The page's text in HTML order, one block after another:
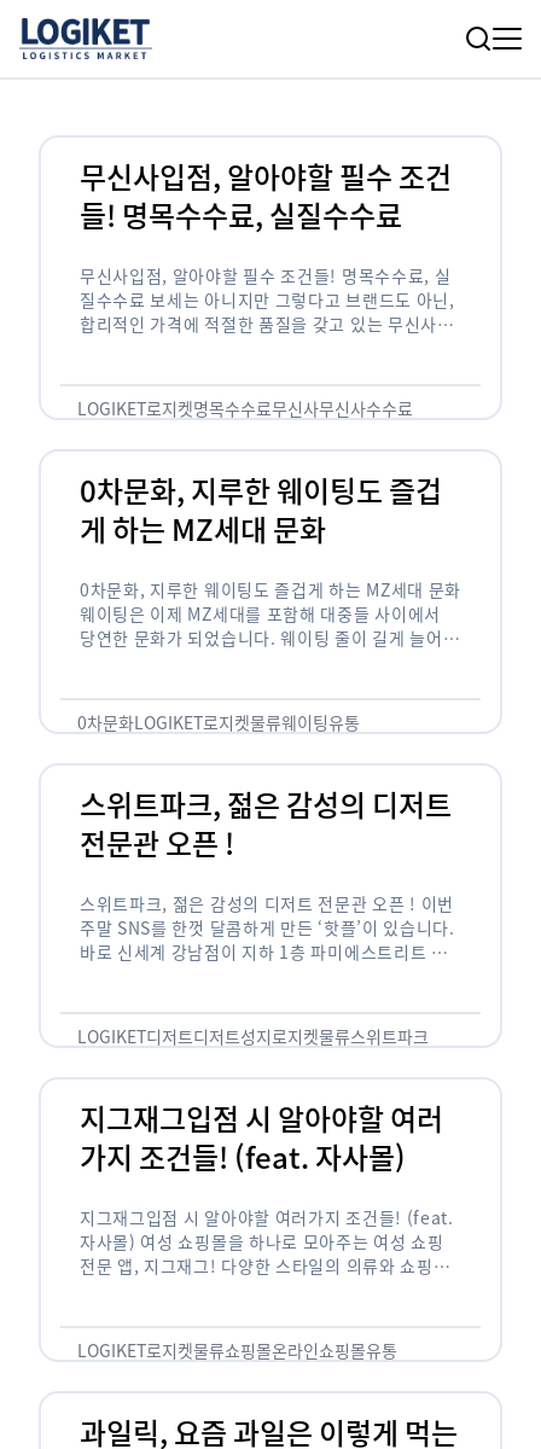
무신사입점, 알아야할 필수 조건
들! 명목수수료, 실질수수료
무신사입점, 알아야할 필수 조건들! 명목수수료, 실
질수수료 보세는 아니지만 그렇다고 브랜드도 아닌,
합리적인 가격에 적절한 품질을 갖고 있는 무신사!
LOGIKET로지켓명목수수료무신사무신사수수료
0차문화, 지루한 웨이팅도 즐겁
게 하는 MZ세대 문화
0차문화, 지루한 웨이팅도 즐겁게 하는 MZ세대 문화
웨이팅은 이제 MZ세대를 포함해 대중들 사이에서
당연한 문화가 되었습니다. 웨이팅 줄이 길게 늘어서
0차문화LOGIKET로지켓물류웨이팅유통
스위트파크, 젊은 감성의 디저트
전문관 오픈 !
스위트파크, 젊은 감성의 디저트 전문관 오픈 ! 이번
주말 SNS를 한껏 달콤하게 만든 ‘핫플’이 있습니다.
바로 신세계 강남점이 지하 1층 파미에스트리트 분
LOGIKET디저트디저트성지로지켓물류스위트파크
지그재그입점 시 알아야할 여러
가지 조건들! (feat. 자사몰)
지그재그입점 시 알아야할 여러가지 조건들! (feat.
자사몰) 여성 쇼핑몰을 하나로 모아주는 여성 쇼핑
전문 앱, 지그재그! 다양한 스타일의 의류와 쇼핑몰
LOGIKET로지켓물류쇼핑몰온라인쇼핑몰유통
과일릭, 요즘 과일은 이렇게 먹는